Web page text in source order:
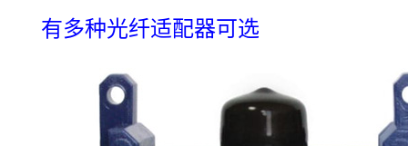
有多种光纤适配器可选